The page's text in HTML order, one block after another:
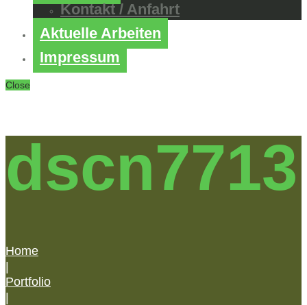
Kontakt / Anfahrt
Aktuelle Arbeiten
Impressum
Close
dscn7713
Home
Portfolio